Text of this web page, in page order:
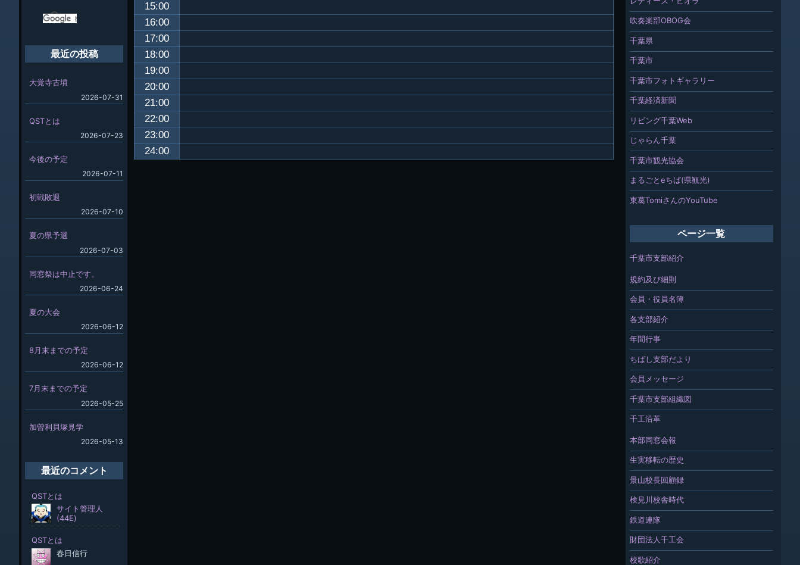
15:00
16:00
17:00
18:00
19:00
20:00
21:00
22:00
23:00
24:00
吹奏楽部OBOG会
千葉県
千葉市
千葉市フォトギャラリー
千葉経済新聞
リビング千葉Web
じゃらん千葉
千葉市観光協会
まるごとeちば(県観光)
東葛TomiさんのYouTube
ページ一覧
千葉市支部紹介
規約及び細則
会員・役員名簿
各支部紹介
年間行事
ちばし支部だより
会員メッセージ
千葉市支部組織図
千工沿革
本部同窓会報
生実移転の歴史
景山校長回顧録
検見川校舎時代
鉄道連隊
財団法人千工会
校歌紹介
最近の投稿
大覚寺古墳
2026-07-31
QSTとは
2026-07-23
今後の予定
2026-07-11
初戦敗退
2026-07-10
夏の県予選
2026-07-03
同窓祭は中止です。
2026-06-24
夏の大会
2026-06-12
8月末までの予定
2026-06-12
7月末までの予定
2026-05-25
加曽利貝塚見学
2026-05-13
最近のコメント